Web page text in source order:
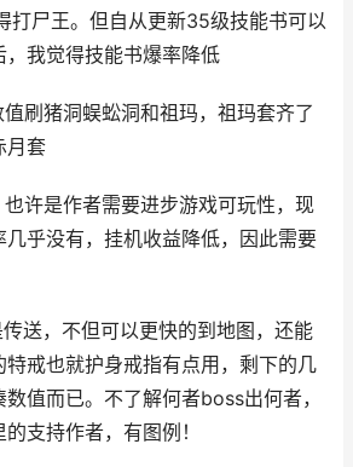
打尸王。但自从更新35级技能书可以
，我觉得技能书爆率降低
刷猪洞蜈蚣洞和祖玛，祖玛套齐了
月套
许是作者需要进步游戏可玩性，现
乎没有，挂机收益降低，因此需要
送，不但可以更快的到地图，还能
特戒也就护身戒指有点用，剩下的几
值而已。不了解何者boss出何者，
支持作者，有图例！